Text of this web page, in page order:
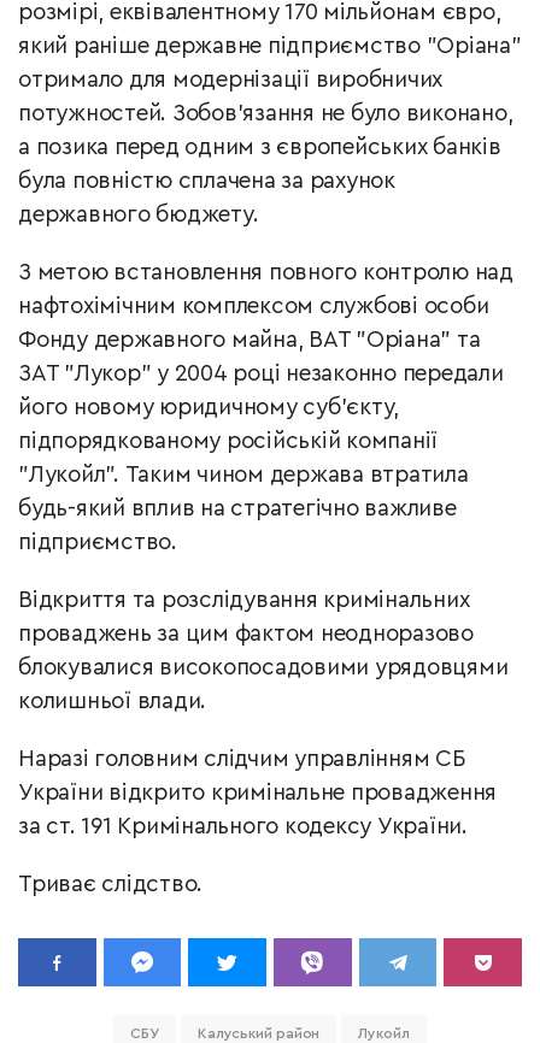
розмірі, еквівалентному 170 мільйонам євро,
який раніше державне підприємство "Оріана"
отримало для модернізації виробничих
потужностей. Зобов’язання не було виконано,
а позика перед одним з європейських банків
була повністю сплачена за рахунок
державного бюджету.
З метою встановлення повного контролю над
нафтохімічним комплексом службові особи
Фонду державного майна, ВАТ "Оріана" та
ЗАТ "Лукор" у 2004 році незаконно передали
його новому юридичному суб’єкту,
підпорядкованому російській компанії
"Лукойл". Таким чином держава втратила
будь-який вплив на стратегічно важливе
підприємство.
Відкриття та розслідування кримінальних
проваджень за цим фактом неодноразово
блокувалися високопосадовими урядовцями
колишньої влади.
Наразі головним слідчим управлінням СБ
України відкрито кримінальне провадження
за ст. 191 Кримінального кодексу України.
Триває слідство.
СБУ Калуський район Лукойл